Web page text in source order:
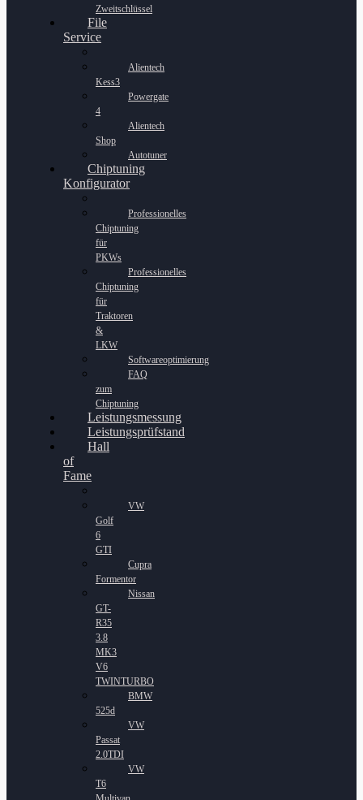
Zweitschlüssel
File
Service
Alientech
Kess3
Powergate
4
Alientech
Shop
Autotuner
Chiptuning
Konfigurator
Professionelles
Chiptuning
für
PKWs
Professionelles
Chiptuning
für
Traktoren
&
LKW
Softwareoptimierung
FAQ
zum
Chiptuning
Leistungsmessung
Leistungsprüfstand
Hall
of
Fame
VW
Golf
6
GTI
Cupra
Formentor
Nissan
GT-
R35
3.8
MK3
V6
TWINTURBO
BMW
525d
VW
Passat
2.0TDI
VW
T6